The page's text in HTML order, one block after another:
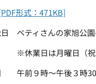
形式：471KB]
ベティさんの家旭公園
月曜日（祝日の場
前９時～午後３時30